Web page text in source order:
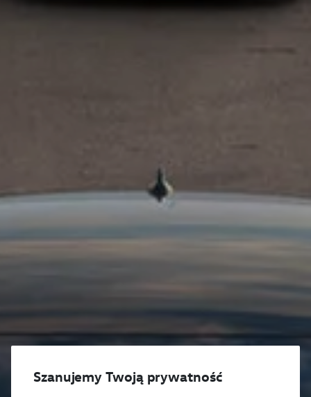
Szanujemy Twoją prywatność